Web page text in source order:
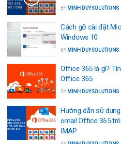
BY MINH DUY SOLUTIONS
Cách gỡ cài đặt
Windows 10
BY MINH DUY SOLUTIONS
Office 365 là gì?
Office 365
BY MINH DUY SOLUTIONS
Hướng dẫn sử
email Office 365
IMAP